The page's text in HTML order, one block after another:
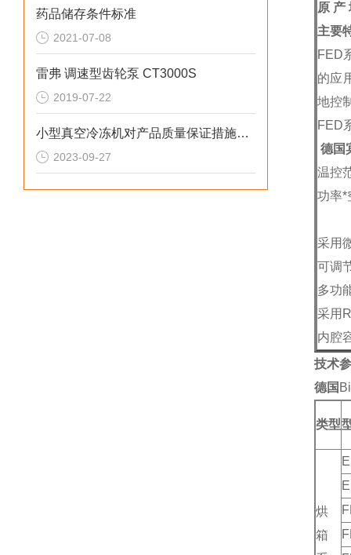
药品储存条件标准
2021-07-08
雷弗 调速型齿轮泵 CT3000S
2019-07-22
小型真空冷冻机对产品质量保证措施是什么？
2023-09-27
原 产
主要
FED
的应
地控
FED
德国
温控
功率*
采用
可调
多功
采用
内腔
技术
德国
类型
烘
箱
E